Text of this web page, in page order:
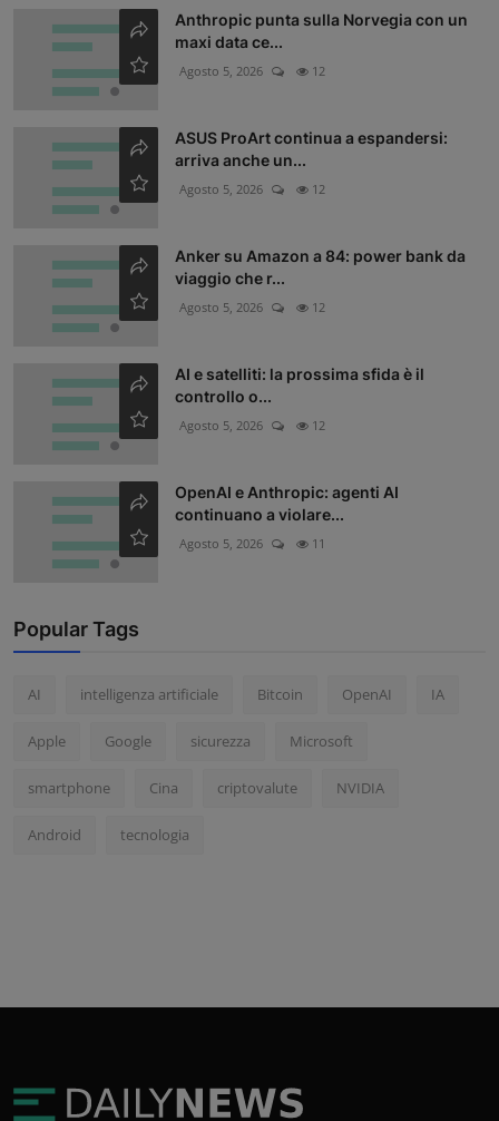
Anthropic punta sulla Norvegia con un
maxi data ce...
Agosto 5, 2026 12
ASUS ProArt continua a espandersi:
arriva anche un...
Agosto 5, 2026 12
Anker su Amazon a 84: power bank da
viaggio che r...
Agosto 5, 2026 12
AI e satelliti: la prossima sfida è il
controllo o...
Agosto 5, 2026 12
OpenAI e Anthropic: agenti AI
continuano a violare...
Agosto 5, 2026 11
Popular Tags
AI intelligenza artificiale Bitcoin OpenAI IA
Apple Google sicurezza Microsoft
smartphone Cina criptovalute NVIDIA
Android tecnologia